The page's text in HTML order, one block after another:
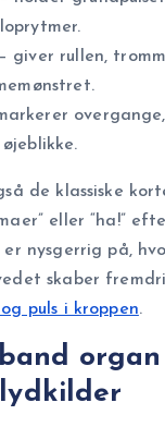
giver rullen,
de klassiske
eller “ha!”
er nysgerrig på,
skaber
puls i kroppen.